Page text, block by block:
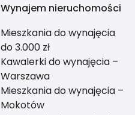
Wynajem nieruchomości
Mieszkania do wynajęcia
do 3.000 zł
Kawalerki do wynajęcia –
Warszawa
Mieszkania do wynajęcia –
Mokotów